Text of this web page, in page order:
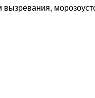
вызревания,